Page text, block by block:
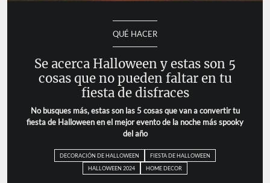
QUÉ HACER
Se acerca Halloween y estas son 5
cosas que no pueden faltar en tu
fiesta de disfraces
No busques más, estas son las 5 cosas que van a convertir tu
fiesta de Halloween en el mejor evento de la noche más spooky
del año
DECORACIÓN DE HALLOWEEN
FIESTA DE HALLOWEEN
HALLOWEEN 2024
HOME DECOR